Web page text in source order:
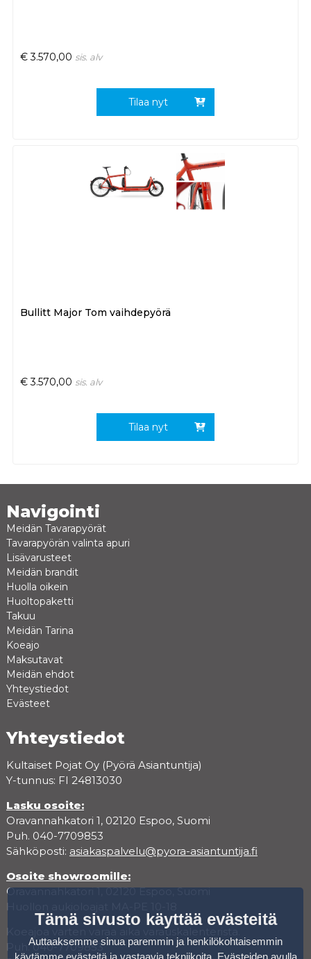
€ 3.570,00 sis. alv
Tilaa nyt
Bullitt Major Tom vaihdepyörä
€ 3.570,00 sis. alv
Tilaa nyt
Navigointi
Meidän Tavarapyörät
Tavarapyörän valinta apuri
Lisävarusteet
Meidän brandit
Huolla oikein
Huoltopaketti
Takuu
Meidän Tarina
Koeajo
Maksutavat
Meidän ehdot
Yhteystiedot
Evästeet
Yhteystiedot
Kultaiset Pojat Oy (Pyörä Asiantuntija)
Y-tunnus: FI 24813030
Lasku osoite:
Oravannahkatori 1, 02120 Espoo, Suomi
Puh. 040-7709853
Sähköposti: asiakaspalvelu@pyora-asiantuntija.fi
Osoite showroomille:
Oravannahkatori 1, 02120 Espoo, Suomi
Koeajoa varten varaa aika varauskalenterista.
Puh. 040-7709853
Tämä sivusto käyttää evästeitä
Auttaaksemme sinua paremmin ja henkilökohtaisemmin